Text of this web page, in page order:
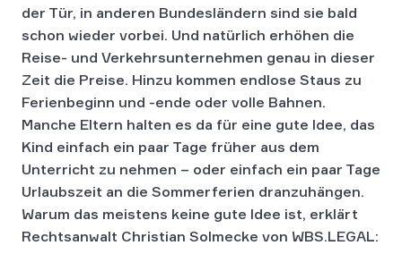
der Tür, in anderen Bundesländern sind sie bald
schon wieder vorbei. Und natürlich erhöhen die
Reise- und Verkehrsunternehmen genau in dieser
Zeit die Preise. Hinzu kommen endlose Staus zu
Ferienbeginn und -ende oder volle Bahnen.
Manche Eltern halten es da für eine gute Idee, das
Kind einfach ein paar Tage früher aus dem
Unterricht zu nehmen – oder einfach ein paar Tage
Urlaubszeit an die Sommerferien dranzuhängen.
Warum das meistens keine gute Idee ist, erklärt
Rechtsanwalt Christian Solmecke von WBS.LEGAL: